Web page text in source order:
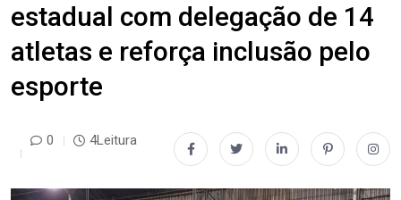
estadual com delegação de 14
atletas e reforça inclusão pelo
esporte
0 4Leitura